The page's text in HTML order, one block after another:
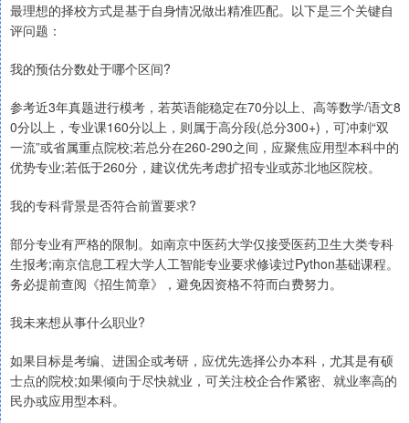
最理想的择校方式是基于自身情况做出精准匹配。以下是三个关键自
评问题：
我的预估分数处于哪个区间?
参考近3年真题进行模考，若英语能稳定在70分以上、高等数学/语文8
0分以上，专业课160分以上，则属于高分段(总分300+)，可冲刺“双
一流”或省属重点院校;若总分在260-290之间，应聚焦应用型本科中的
优势专业;若低于260分，建议优先考虑扩招专业或苏北地区院校。
我的专科背景是否符合前置要求?
部分专业有严格的限制。如南京中医药大学仅接受医药卫生大类专科
生报考;南京信息工程大学人工智能专业要求修读过Python基础课程。
务必提前查阅《招生简章》，避免因资格不符而白费努力。
我未来想从事什么职业?
如果目标是考编、进国企或考研，应优先选择公办本科，尤其是有硕
士点的院校;如果倾向于尽快就业，可关注校企合作紧密、就业率高的
民办或应用型本科。